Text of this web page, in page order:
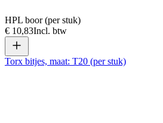
HPL boor (per stuk)
€ 10,83Incl. btw
Torx bitjes, maat: T20 (per stuk)